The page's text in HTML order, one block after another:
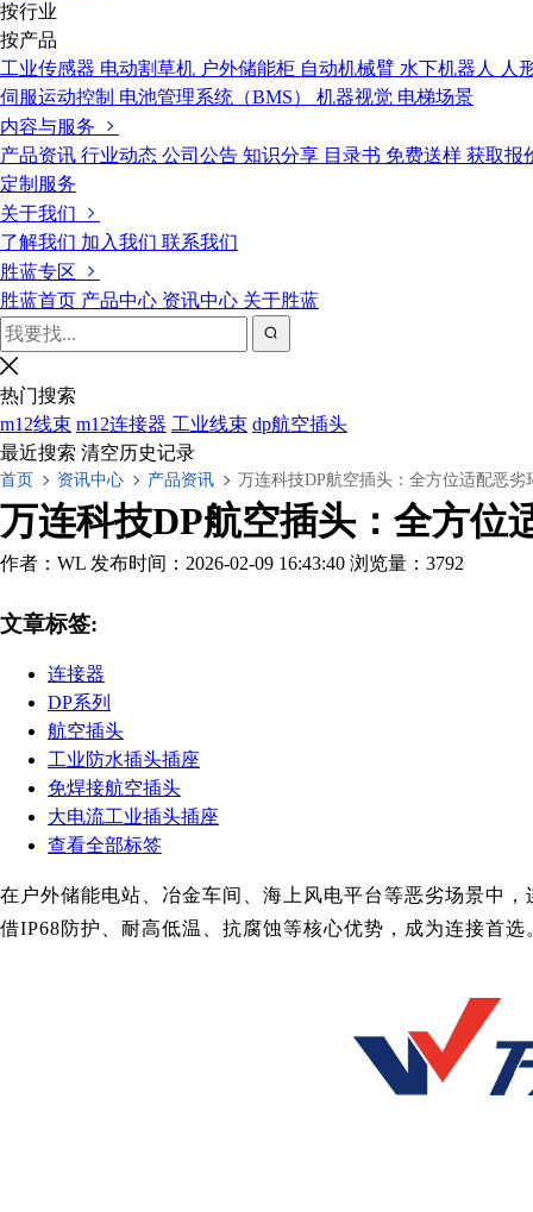
按行业
按产品
工业传感器 电动割草机 户外储能柜 自动机械臂 水下机器人
人
伺服运动控制 电池管理系统（BMS） 机器视觉 电梯场景
内容与服务
产品资讯 行业动态 公司公告 知识分享 目录书 免费送样 获取报
定制服务
关于我们
了解我们 加入我们 联系我们
胜蓝专区
胜蓝首页 产品中心 资讯中心 关于胜蓝
热门搜索
m12线束 m12连接器 工业线束 dp航空插头
最近搜索 清空历史记录
首页 资讯中心 产品资讯 万连科技DP航空插头：全方位适配恶
万连科技DP航空插头：全方位
作者：WL 发布时间：2026-02-09 16:43:40 浏览量：3792
文章标签:
连接器
DP系列
航空插头
工业防水插头插座
免焊接航空插头
大电流工业插头插座
查看全部标签
在户外储能电站、冶金车间、海上风电平台等恶劣场景中
借IP68防护、耐高低温、抗腐蚀等核心优势，成为连接首